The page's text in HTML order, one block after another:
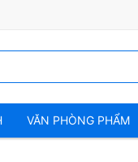
VĂN PHÒNG PHẨM